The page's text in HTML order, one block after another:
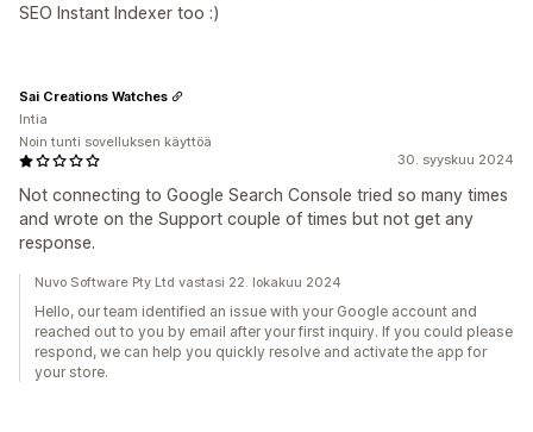
SEO Instant Indexer too :)
30. syyskuu 2024
Not connecting to Google Search Console tried so many times
and wrote on the Support couple of times but not get any
response.
Sai Creations Watches
Intia
Noin tunti sovelluksen käyttöä
Nuvo Software Pty Ltd vastasi 22. lokakuu 2024
Hello, our team identified an issue with your Google account and
reached out to you by email after your first inquiry. If you could please
respond, we can help you quickly resolve and activate the app for
your store.